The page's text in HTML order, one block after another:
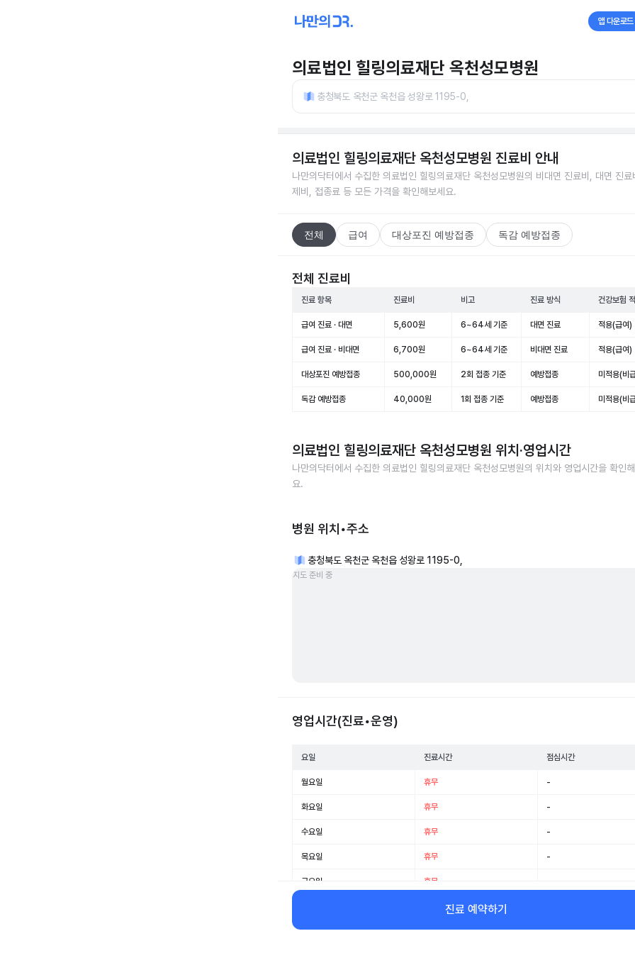
앱 다운로드
의료법인 힐링의료재단 옥천성모병원
충청북도 옥천군 옥천읍 성왕로 1195-0,
의료법인 힐링의료재단 옥천성모병원 진료비 안내
나만의닥터에서 수집한 의료법인 힐링의료재단 옥천성모병원의 비대면 진료비, 대면 진료
제비, 접종료 등 모든 가격을 확인해보세요.
전체 급여 대상포진 예방접종 독감 예방접종
전체 진료비
진료 항목 진료비 비고 진료 방식 건강보험
급여 진료 · 대면 5,600원 6~64세 기준 대면 진료 적용(급여)
급여 진료 · 비대면 6,700원 6~64세 기준 비대면 진료 적용(급여)
대상포진 예방접종 500,000원 2회 접종 기준 예방접종 미적용(비
독감 예방접종 40,000원 1회 접종 기준 예방접종 미적용(비
의료법인 힐링의료재단 옥천성모병원 위치·영업시간
나만의닥터에서 수집한 의료법인 힐링의료재단 옥천성모병원의 위치와 영업시간을 확인해
요.
병원 위치•주소
충청북도 옥천군 옥천읍 성왕로 1195-0,
지도 준비 중
영업시간(진료•운영)
요일 진료시간 점심시간
월요일 휴무 -
화요일 휴무 -
수요일 휴무 -
목요일 휴무 -
금요일 휴무
일요일 휴무 -
진료 예약하기